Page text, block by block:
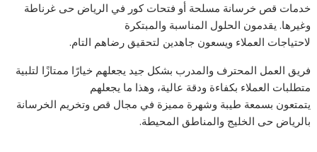
خدمات قص خرسانة مسلحة أو فتحات كور في الرياض حى غرناطة
وغيرها. يقدمون الحلول المناسبة والمبتكرة
لاحتياجات العملاء ويسعون جاهدين لتحقيق رضاهم التام.
فريق العمل المحترف والمدرب بشكل جيد يجعلهم خيارًا ممتازًا لتلبية
متطلبات العملاء بكفاءة ودقة عالية، وهذا ما يجعلهم
يتمتعون بسمعة طيبة وشهرة مميزة في مجال قص وتخريم الخرسانة
بالرياض حى الخليج والمناطق المحيطة.